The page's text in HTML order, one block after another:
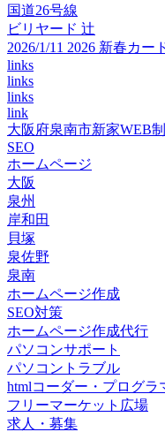
国道26号線
ビリヤード 辻
2026/1/11 2026 新春カ
links
links
links
link
大阪府泉南市新家WEB
SEO
ホームページ
大阪
泉州
岸和田
貝塚
泉佐野
泉南
ホームページ作成
SEO対策
ホームページ作成代行
パソコンサポート
パソコントラブル
htmlコーダー・プログラ
フリーマーケット広場
求人・募集